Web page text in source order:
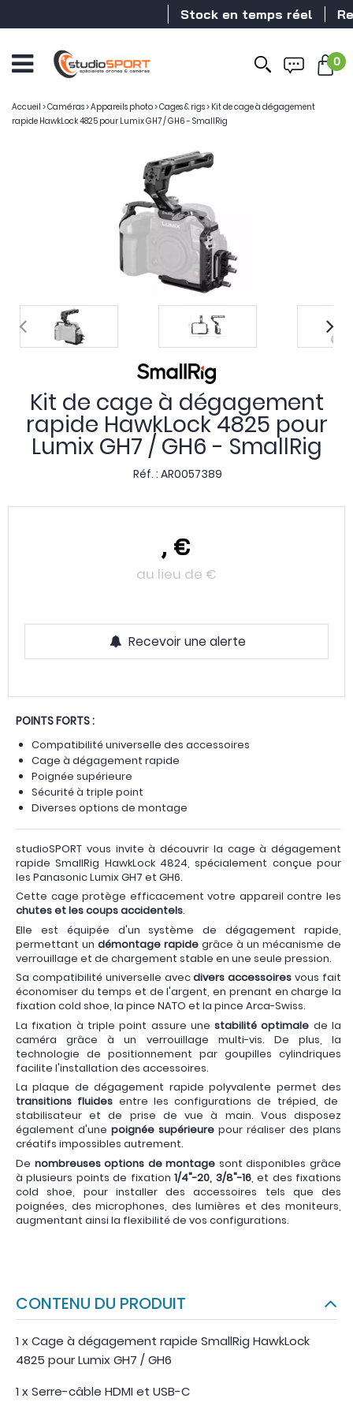
Stock en temps réel
0
Accueil >Caméras>Appareils photo>Cages & rigs> Kit de cage à dégagement
rapide HawkLock 4825 pour Lumix GH7 / GH6 - SmallRig
Kit de cage à dégagement
rapide HawkLock 4825 pour
Lumix GH7 / GH6 - SmallRig
Réf. : AR0057389
, €
au lieu de €
Recevoir une alerte
POINTS FORTS :
Compatibilité universelle des accessoires
Cage à dégagement rapide
Poignée supérieure
Sécurité à triple point
Diverses options de montage
studioSPORT vous invite à découvrir la cage à dégagement
rapide SmallRig HawkLock 4824, spécialement conçue pour
les Panasonic Lumix GH7 et GH6.
Cette cage protège efficacement votre appareil contre les
chutes et les coups accidentels.
Elle est équipée d'un système de dégagement rapide,
permettant un démontage rapide grâce à un mécanisme de
verrouillage et de chargement stable en une seule pression.
Sa compatibilité universelle avecdivers accessoires vous fait
économiser du temps et de l'argent, en prenant en charge la
fixation cold shoe, la pince NATO et la pince Arca-Swiss.
La fixation à triple point assure unestabilité optimale de la
caméra grâce à un verrouillage multi-vis. De plus, la
technologie de positionnement par goupilles cylindriques
facilite l'installation des accessoires.
La plaque de dégagement rapide polyvalente permet des
transitions fluides entre les configurations de trépied, de
stabilisateur et de prise de vue à main. Vous disposez
également d'une poignée supérieure pour réaliser des plans
créatifs impossibles autrement.
De nombreuses options de montage sont disponibles grâce
à plusieurs points de fixation1/4"-20, 3/8"-16, et des fixations
cold shoe, pour installer des accessoires tels que des
poignées, des microphones, des lumières et des moniteurs,
augmentant ainsi la flexibilité de vos configurations.
CONTENU DU PRODUIT
1 x Cage à dégagement rapide SmallRig HawkLock
4825 pour Lumix GH7 / GH6
1 x Serre-câble HDMI et USB-C